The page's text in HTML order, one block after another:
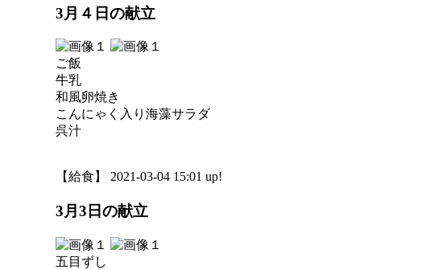
3月４日の献立
ご飯
牛乳
和風卵焼き
こんにゃく入り海藻サラダ
呉汁
【給食】 2021-03-04 15:01 up!
3月3日の献立
五目ずし